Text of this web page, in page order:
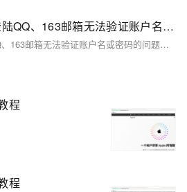
解决第三方邮箱APP登陆QQ、163邮箱无法验证账户名或密码的问题（IOS、MacOS、Windows、Android）
解决第三方邮箱APP登陆QQ、163邮箱无法验证账户名或密码的问题（IOS、MacOS、Windows、Android）
程
程